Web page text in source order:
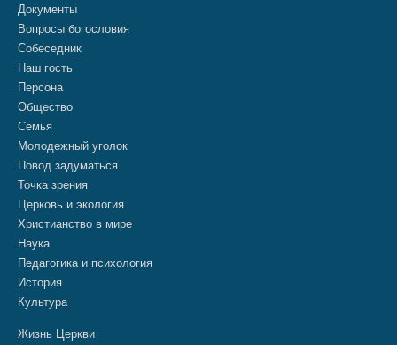
Документы
Вопросы богословия
Собеседник
Наш гость
Персона
Общество
Семья
Молодежный уголок
Повод задуматься
Точка зрения
Церковь и экология
Христианство в мире
Наука
Педагогика и психология
История
Культура
Жизнь Церкви